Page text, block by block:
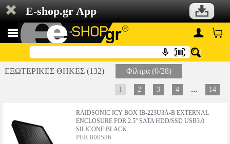
E-shop.gr App
ΕΞΩΤΕΡΙΚΕΣ ΘΗΚΕΣ (132) Φίλτρα (0/28)
1 2 3 4 ... 14
RAIDSONIC ICY BOX IB-223U3A-B EXTERNAL
ENCLOSURE FOR 2.5'' SATA HDD/SSD USB3.0
SILICONE BLACK
PER.800586